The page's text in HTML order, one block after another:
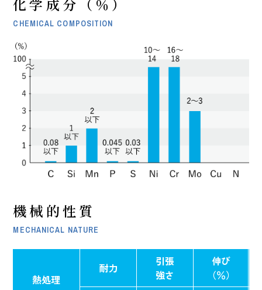
化学成分（％）
CHEMICAL COMPOSITION
機械的性質
MECHANICAL NATURE
熱処理
耐力
引張
強さ
伸び
（％）